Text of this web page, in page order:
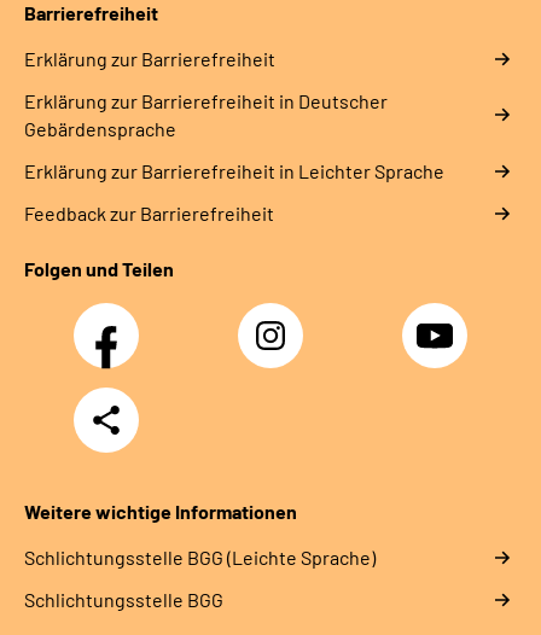
Barrierefreiheit
Erklärung zur Barrierefreiheit
Erklärung zur Barrierefreiheit in Deutscher
Gebärdensprache
Erklärung zur Barrierefreiheit in Leichter Sprache
Feedback zur Barrierefreiheit
Folgen und Teilen
Facebook Instagram YouTube
Teilen
Weitere wichtige Informationen
Schlich­tungs­stel­le BGG (Leichte Sprache)
Schlich­tungs­stel­le BGG